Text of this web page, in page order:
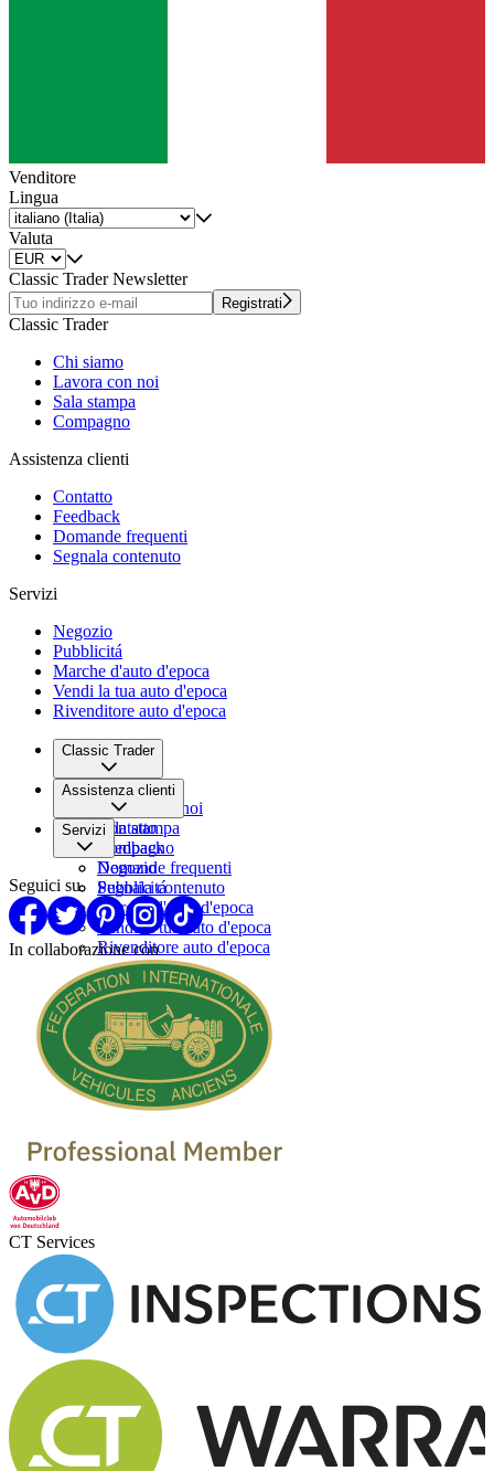
Venditore
Lingua
Valuta
Classic Trader Newsletter
Registrati
Classic Trader
Chi siamo
Lavora con noi
Sala stampa
Compagno
Assistenza clienti
Contatto
Feedback
Domande frequenti
Segnala contenuto
Servizi
Negozio
Pubblicitá
Marche d'auto d'epoca
Vendi la tua auto d'epoca
Rivenditore auto d'epoca
Classic Trader
Chi siamo
Lavora con noi
Sala stampa
Compagno
Assistenza clienti
Contatto
Feedback
Domande frequenti
Segnala contenuto
Servizi
Negozio
Pubblicitá
Marche d'auto d'epoca
Vendi la tua auto d'epoca
Rivenditore auto d'epoca
Seguici su
In collaborazione con
CT Services